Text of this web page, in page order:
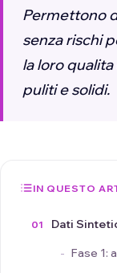
Permettono
senza rischi
la loro
puliti e solidi.
IN QUESTO
Dati
Fase 1: